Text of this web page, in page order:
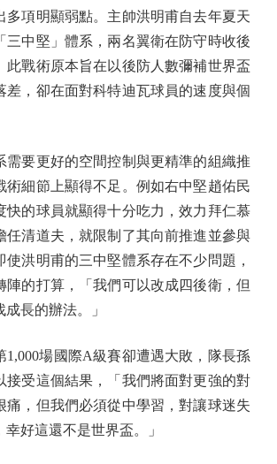
多項明顯弱點。主帥洪明甫自去年夏天
三中堅」體系，兩名翼衛在防守時收後
此戰術原本旨在以後防人數彌補世界盃
差，卻在面對科特迪瓦球員的速度與個
要更好的空間控制與更精準的組織推
術細節上顯得不足。例如右中堅趙佑民
快的球員就顯得十分吃力，效力拜仁慕
任清道夫，就限制了其向前推進並參與
使洪明甫的三中堅體系存在不少問題，
陣的打算，「我們可以改成四後衛，但
長的辦法。」
場國際A級賽卻遭遇大敗，隊長孫
接受這個結果，「我們將面對更強的對
痛，但我們必須從中學習，對讓球迷失
好這還不是世界盃。」